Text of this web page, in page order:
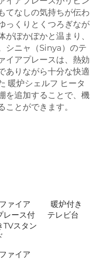
てなしの気持ちが伝わ
っくりとくつろぎなが
がぽかぽかと温まり、
シニャ（Sinya）のテ
イアプレースは、熱効
ありながら十分な快適
暖炉シェルフ ヒータ
を追加することで、機
とができます。
ファイア
レース付
TVスタン
暖炉付き
テレビ台
ファイア